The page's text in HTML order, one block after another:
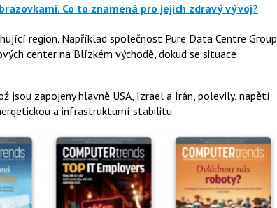
Co to znamená pro jejich zdravý vývoj?
region. Například společnost Pure Data Centre Group
center na Blízkém východě, dokud se situace
jsou zapojeny hlavně USA, Izrael a Írán, polevily, napětí
a infrastrukturní stabilitu.